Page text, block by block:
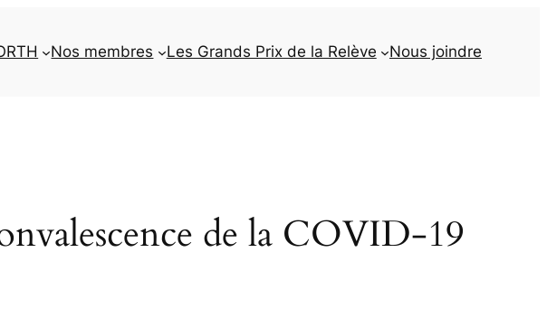
Nos membres Les Grands Prix de la Relève Nous joindre
de la COVID-19